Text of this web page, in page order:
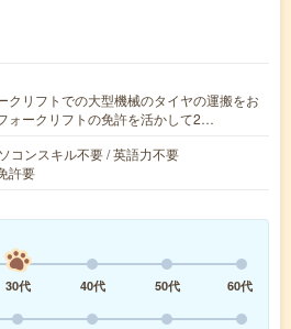
クリフトでの大型機械のタイヤの運搬をお
ォークリフトの免許を活かして2…
コンスキル不要 / 英語力不要
許要
30代 40代 50代
60代